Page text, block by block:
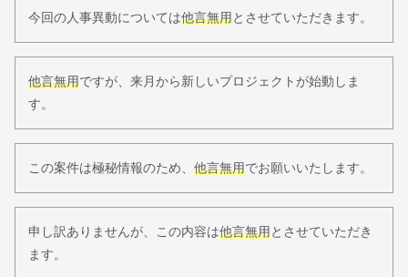
今回の人事異動については他言無用とさせていただきます。
他言無用ですが、来月から新しいプロジェクトが始動しま
す。
この案件は極秘情報のため、 他言無用でお願いいたします。
申し訳ありませんが、この内容は他言無用とさせていただき
ます。